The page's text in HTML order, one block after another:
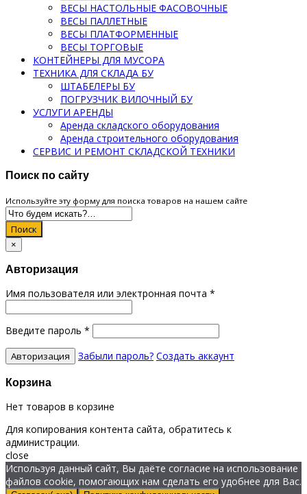
ВЕСЫ НАСТОЛЬНЫЕ ФАСОВОЧНЫЕ
ВЕСЫ ПАЛЛЕТНЫЕ
ВЕСЫ ПЛАТФОРМЕННЫЕ
ВЕСЫ ТОРГОВЫЕ
КОНТЕЙНЕРЫ ДЛЯ МУСОРА
ТЕХНИКА ДЛЯ СКЛАДА БУ
ШТАБЕЛЕРЫ БУ
ПОГРУЗЧИК ВИЛОЧНЫЙ БУ
УСЛУГИ АРЕНДЫ
Аренда складского оборудования
Аренда строительного оборудования
СЕРВИС И РЕМОНТ СКЛАДСКОЙ ТЕХНИКИ
Поиск по сайту
Используйте эту форму для поиска товаров на нашем сайте
Поиск
×
Авторизация
Имя пользователя или электронная почта *
Введите пароль *
Забыли пароль? Создать аккаунт
Корзина
Нет товаров в корзине
Для копирования контента сайта, обратитесь к
администрации.
close
Используя данный сайт, Вы даёте согласие на использование
файлов cookie, помогающих нам сделать его удобнее для Вас.